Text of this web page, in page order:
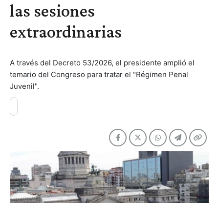
las sesiones
extraordinarias
A través del Decreto 53/2026, el presidente amplió el
temario del Congreso para tratar el "Régimen Penal
Juvenil".